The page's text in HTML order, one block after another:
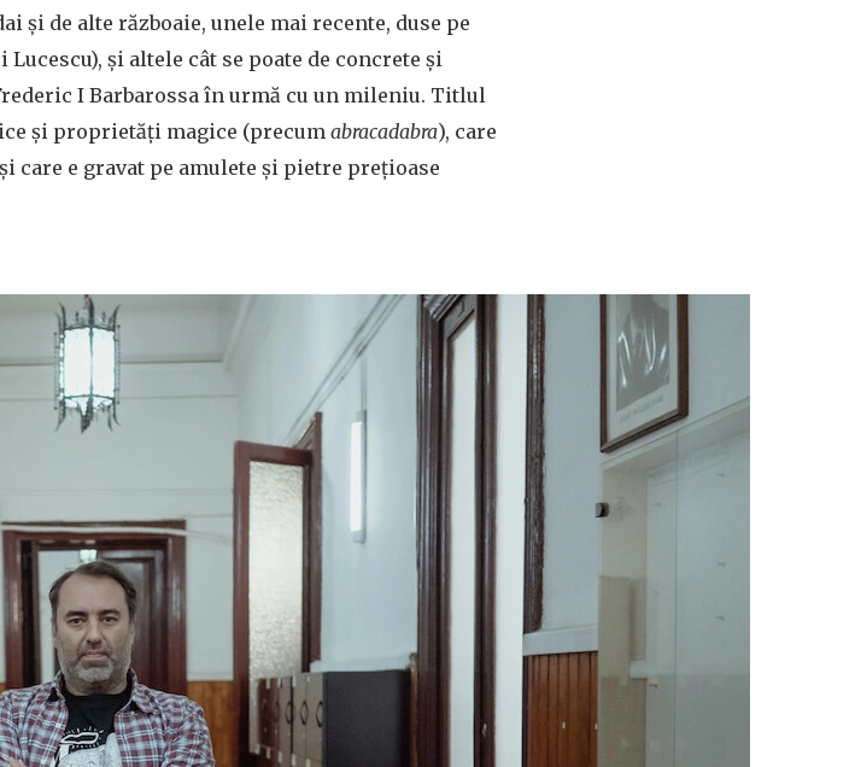
și de alte războaie, unele mai recente, duse pe
și altele cât se poate de concrete și
I Barbarossa în urmă cu un mileniu. Titlul
și proprietăți magice (precum abracadabra), care
e gravat pe amulete și pietre prețioase